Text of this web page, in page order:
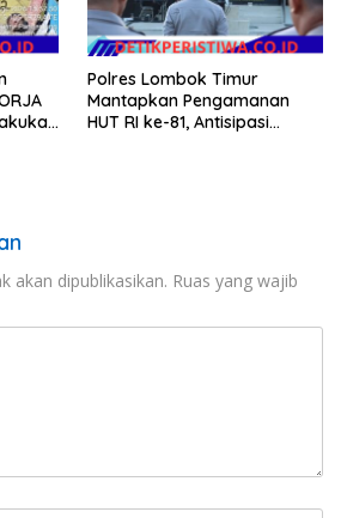
Polres Lombok Timur
Mantapkan Pengamanan
HUT RI ke-81, Antisipasi
akan dipublikasikan. Ruas yang wajib